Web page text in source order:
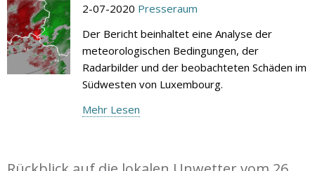
2-07-2020 Presseraum
Der Bericht beinhaltet eine Analyse der
meteorologischen Bedingungen, der
Radarbilder und der beobachteten Schäden im
Südwesten von Luxembourg.
Mehr Lesen